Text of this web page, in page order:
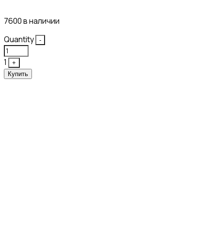
7600 в наличии
Quantity
-
1
+
Купить